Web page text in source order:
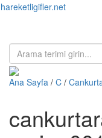
hareketligifler.net
Ana Sayfa / C /